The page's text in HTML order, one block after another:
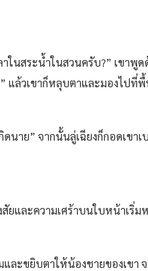
ในสระน้ำในสวนครับ?” เขา
แล้วเขาก็หลุบตาและมองไปที่
นาย” จากนั้นลู่เฉียงก็กอดเขา
สัยและความเศร้าบนใบหน้าเริ่ม
และขยิบตาให้น้องชายของเขา